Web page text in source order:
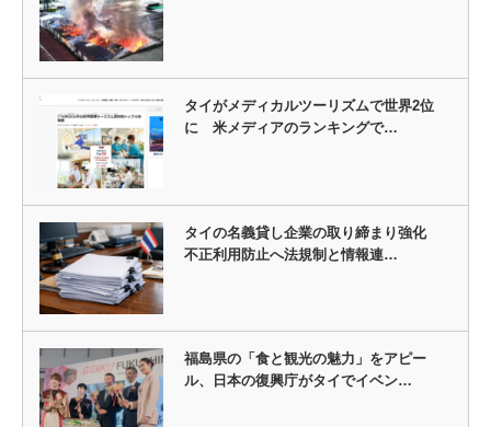
タイがメディカルツーリズムで世界2位
に 米メディアのランキングで…
タイの名義貸し企業の取り締まり強化
不正利用防止へ法規制と情報連…
福島県の「食と観光の魅力」をアピー
ル、日本の復興庁がタイでイベン…